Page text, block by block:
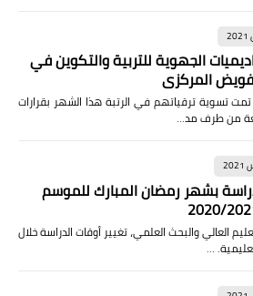
الجهوية للتربية والتكوين في
المركزي
تمت تسوية ترقياتهم في الرتبة هذا الشهر بقرارات
من طرف مد…
بشهر رمضان المبارك للموسم
العالي والبحث العلمي، تغيير أوقات الدراسة خلال
…